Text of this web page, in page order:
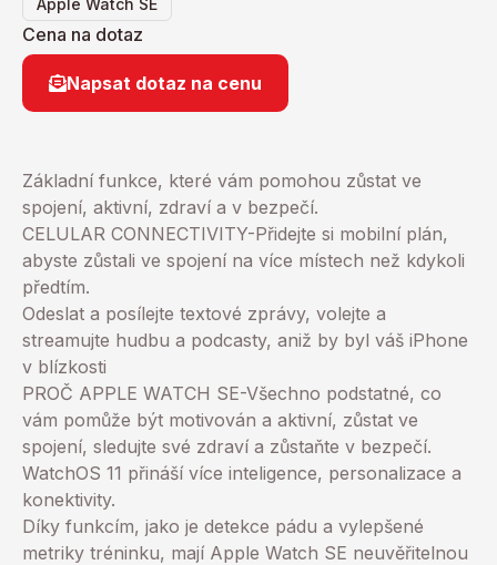
Apple Watch SE
Cena na dotaz
Napsat dotaz na cenu
Základní funkce, které vám pomohou zůstat ve
spojení, aktivní, zdraví a v bezpečí.
CELULAR CONNECTIVITY-Přidejte si mobilní plán,
abyste zůstali ve spojení na více místech než kdykoli
předtím.
Odeslat a posílejte textové zprávy, volejte a
streamujte hudbu a podcasty, aniž by byl váš iPhone
v blízkosti
PROČ APPLE WATCH SE-Všechno podstatné, co
vám pomůže být motivován a aktivní, zůstat ve
spojení, sledujte své zdraví a zůstaňte v bezpečí.
WatchOS 11 přináší více inteligence, personalizace a
konektivity.
Díky funkcím, jako je detekce pádu a vylepšené
metriky tréninku, mají Apple Watch SE neuvěřitelnou